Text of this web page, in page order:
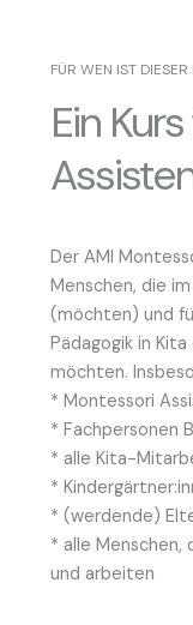
FÜR WEN IST DIESER
Ein
Der AMI
Menschen, die
(möchten) und
Pädagogik in
möchten.
* Montessori
* Fachpersonen
* alle Kita-
*
* (werdende)
* alle Menschen,
und arbeiten